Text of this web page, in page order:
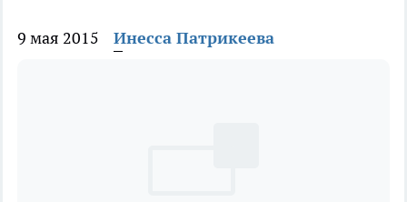
9 мая 2015 Инесса Патрикеева